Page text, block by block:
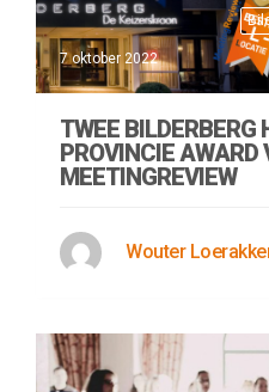
7 oktober 2022
TWEE BILDERBERG
PROVINCIE AWARD
MEETINGREVIEW
Wouter